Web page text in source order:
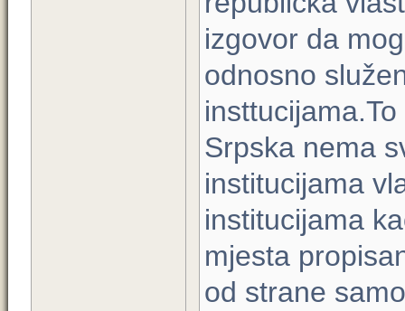
izgovor da
odnosno
Srpska nema
institucijama
institucijama
mjesta
od strane